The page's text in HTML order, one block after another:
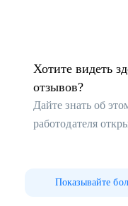
Хотите видеть
отзывов?
Дайте знать об
работодателя
Показывайте